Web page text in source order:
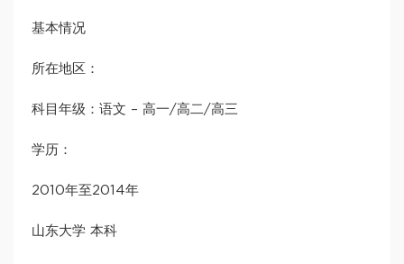
基本情况
所在地区：
科目年级：语文 – 高一/高二/高三
学历：
2010年至2014年
山东大学 本科